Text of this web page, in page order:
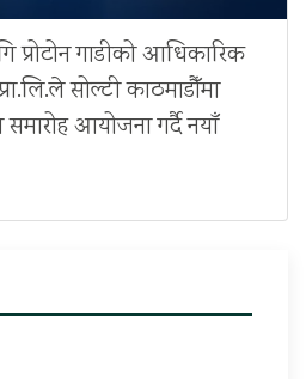
प्रोटोन गाडीको आधिकारिक
सोल्टी काठमाडौँमा
आयोजना गर्दै नयाँ